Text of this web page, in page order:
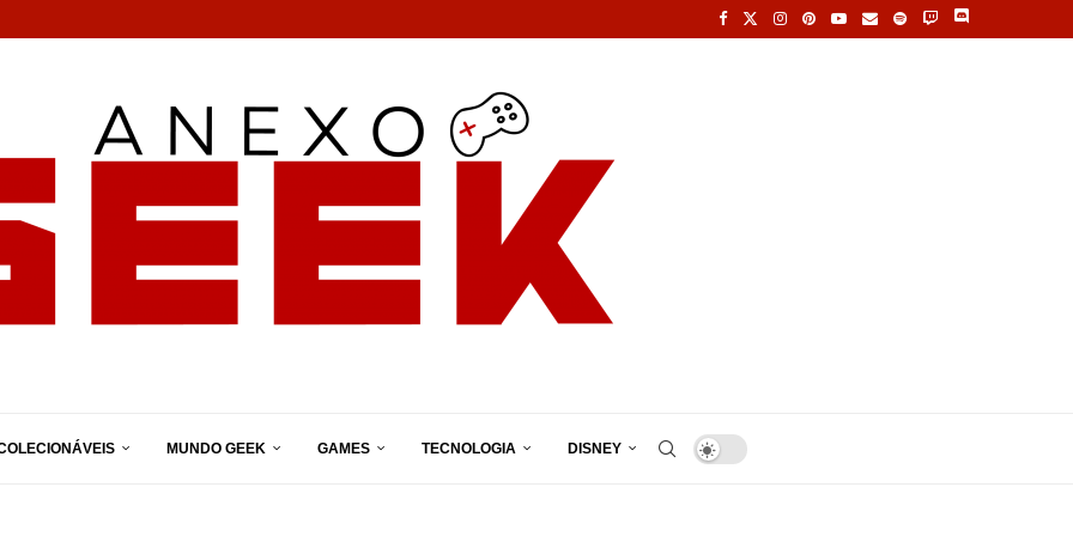
MUNDO GEEK GAMES TECNOLOGIA DISNEY